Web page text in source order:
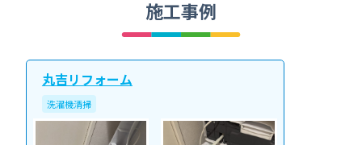
施工事例
丸吉リフォーム
洗濯機清掃